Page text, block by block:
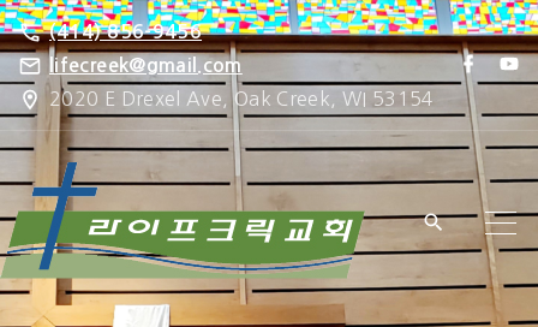
S
k
i
c
o
n
(414) 856-9456
lifecreek@gmail.com
2020 E Drexel Ave, Oak Creek, WI 53154
f
a
e
b
o
k
y
o
t
e